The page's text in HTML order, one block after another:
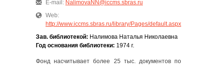
E-mail: NalimovaNN@iccms.sbras.ru
Web:
http://www.iccms.sbras.ru/library/Pages/default.aspx
Зав. библиотекой: Налимова Наталья Николаевна
Год основания библиотеки: 1974 г.
Фонд насчитывает более 25 тыс. документов по